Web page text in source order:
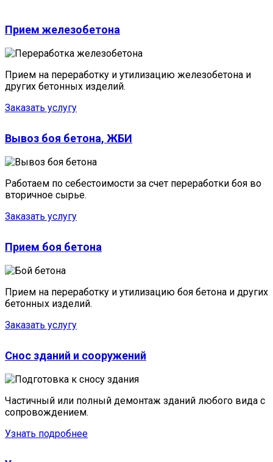
Прием железобетона
Прием на переработку и утилизацию железобетона и
других бетонных изделий.
Заказать услугу
Вывоз боя бетона, ЖБИ
Работаем по себестоимости за счет переработки боя во
вторичное сырье.
Заказать услугу
Прием боя бетона
Прием на переработку и утилизацию боя бетона и других
бетонных изделий.
Заказать услугу
Снос зданий и сооружений
Частичный или полный демонтаж зданий любого вида с
сопровождением.
Узнать подробнее